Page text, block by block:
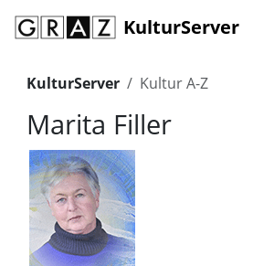
KulturServer
KulturServer Kultur A-Z
Marita Filler